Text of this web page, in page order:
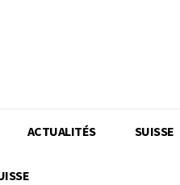
ACTUALITÉS SUISSE